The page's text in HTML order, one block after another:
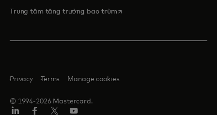
Trung tâm tăng trưởng bao trùmopens in a new tab
© 1994-2026 Mastercard.
Privacy Terms Manage cookies